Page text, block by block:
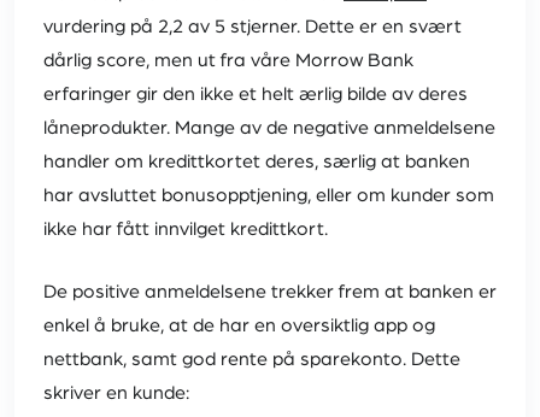
vurdering på 2,2 av 5 stjerner. Dette er en svært
dårlig score, men ut fra våre Morrow Bank
erfaringer gir den ikke et helt ærlig bilde av deres
låneprodukter. Mange av de negative anmeldelsene
handler om kredittkortet deres, særlig at banken
har avsluttet bonusopptjening, eller om kunder som
ikke har fått innvilget kredittkort.
De positive anmeldelsene trekker frem at banken er
enkel å bruke, at de har en oversiktlig app og
nettbank, samt god rente på sparekonto. Dette
skriver en kunde: